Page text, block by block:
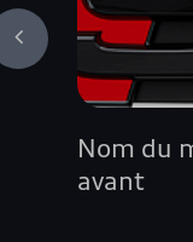
Nom du
avant